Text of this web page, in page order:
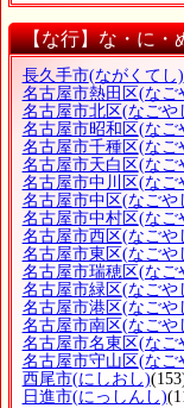
【な行】な・に・
長久手市(ながくてし)
名古屋市熱田区(なご
名古屋市北区(なごや
名古屋市昭和区(なご
名古屋市千種区(なご
名古屋市天白区(なご
名古屋市中川区(なご
名古屋市中区(なごや
名古屋市中村区(なご
名古屋市西区(なごや
名古屋市東区(なごや
名古屋市瑞穂区(なご
名古屋市緑区(なごや
名古屋市港区(なごや
名古屋市南区(なごや
名古屋市名東区(なご
名古屋市守山区(なご
西尾市(にしおし)
日進市(にっしんし)